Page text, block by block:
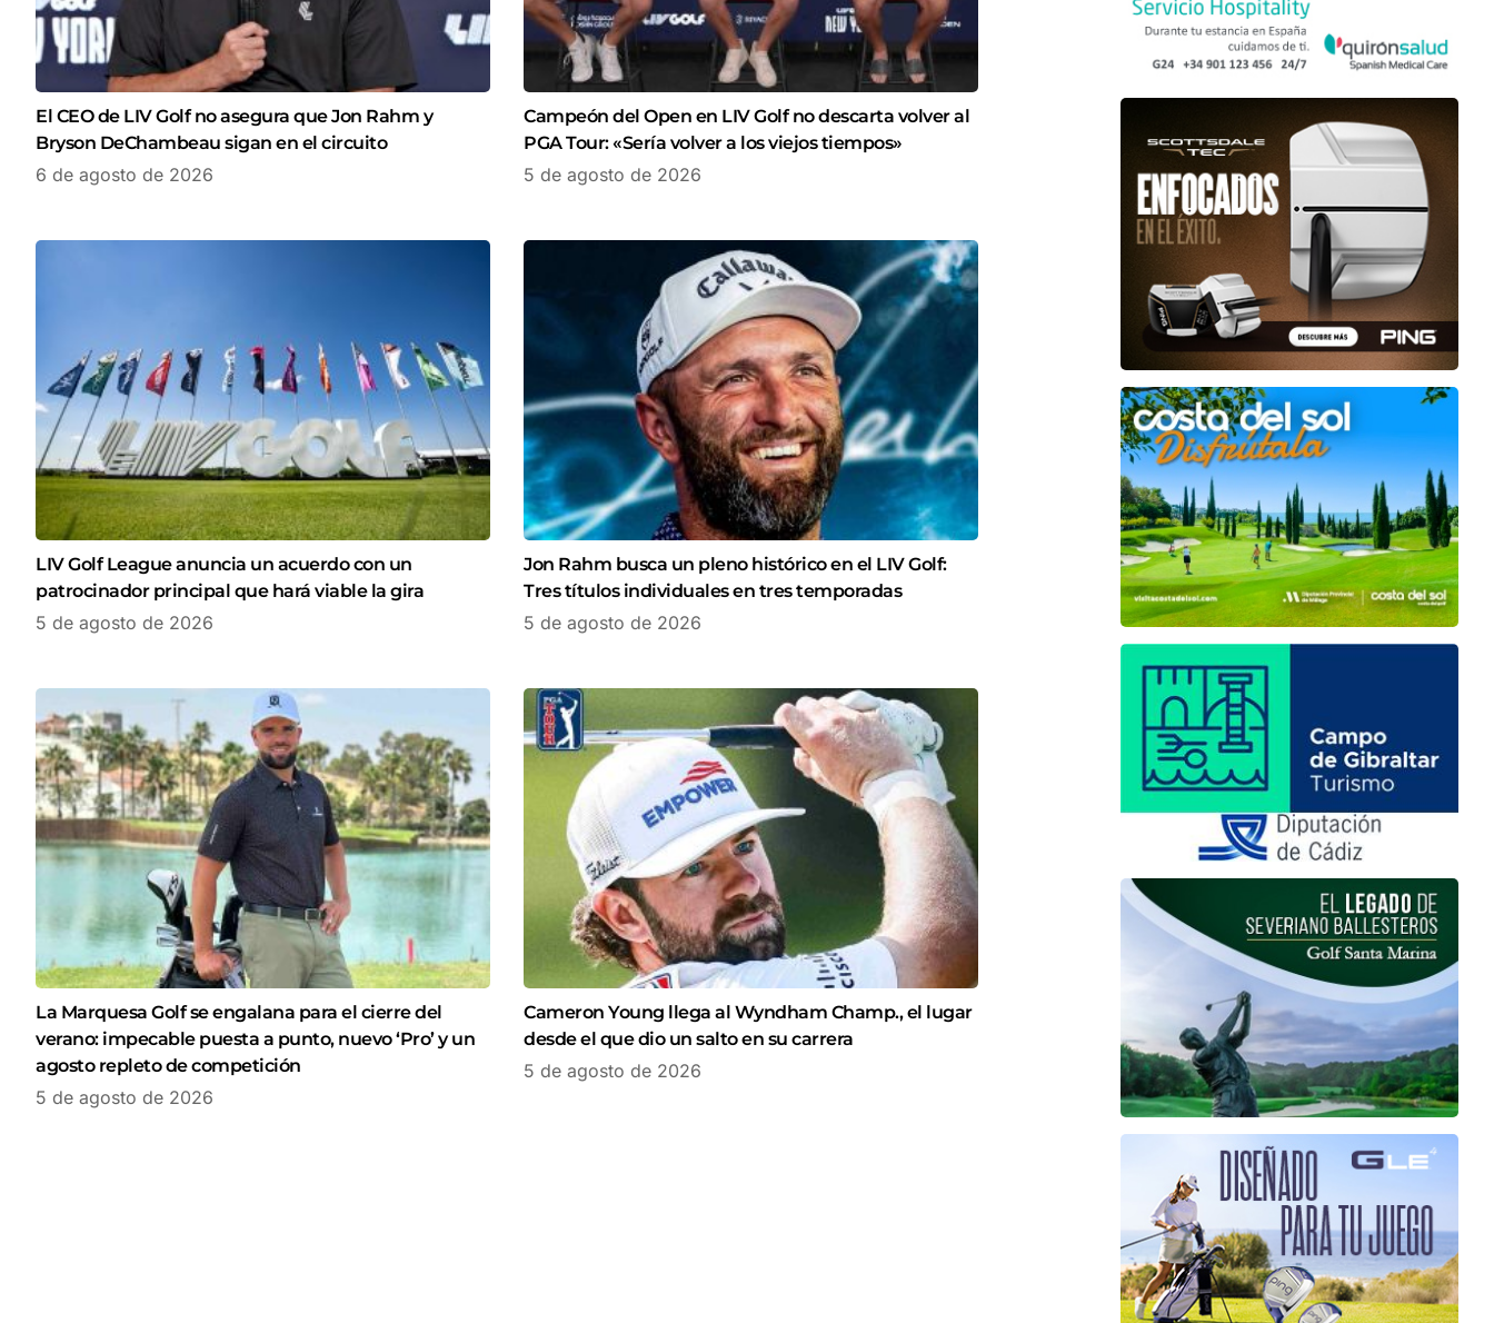
El CEO de LIV Golf no asegura que Jon Rahm y
Bryson DeChambeau sigan en el circuito
6 de agosto de 2026
Campeón del Open en LIV Golf no descarta volver al
PGA Tour: «Sería volver a los viejos tiempos»
5 de agosto de 2026
LIV Golf League anuncia un acuerdo con un
patrocinador principal que hará viable la gira
5 de agosto de 2026
Jon Rahm busca un pleno histórico en el LIV Golf:
Tres títulos individuales en tres temporadas
5 de agosto de 2026
La Marquesa Golf se engalana para el cierre del
verano: impecable puesta a punto, nuevo ‘Pro’ y un
agosto repleto de competición
5 de agosto de 2026
Cameron Young llega al Wyndham Champ., el lugar
desde el que dio un salto en su carrera
5 de agosto de 2026